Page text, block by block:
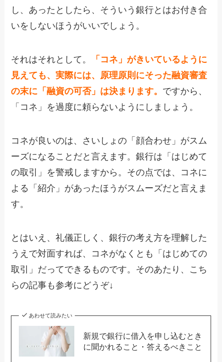
し、あったとしたら、そういう銀行とはお付き合
いをしないほうがいいでしょう。
それはそれとして。
「コネ」がきいているように
見えても、実際には、原理原則にそった融資審査
の末に「融資の可否」は決まります。 ですから、
「コネ」を過度に頼らないようにしましょう。
コネが良いのは、さいしょの「顔合わせ」がスム
ーズになることだと言えます。銀行は「はじめて
の取引」を警戒しますから。その点では、コネに
よる「紹介」があったほうがスムーズだと言えま
す。
とはいえ、礼儀正しく、銀行の考え方を理解した
うえで対面すれば、コネがなくとも「はじめての
取引」だってできるものです。そのあたり、こち
らの記事も参考にどうぞ↓
あわせて読みたい
新規で銀行に借入を申し込むとき
に聞かれること・答えるべきこと